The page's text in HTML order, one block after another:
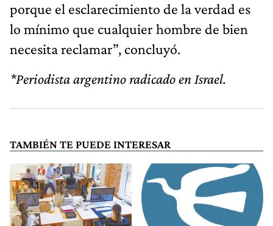
porque el esclarecimiento de la verdad es
lo mínimo que cualquier hombre de bien
necesita reclamar”, concluyó.
*Periodista argentino radicado en Israel.
TAMBIÉN TE PUEDE INTERESAR